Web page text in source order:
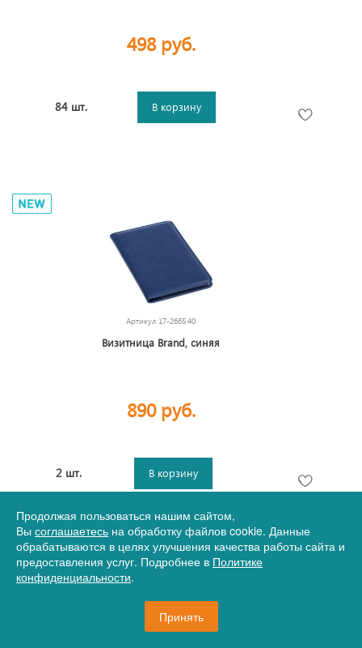
498 руб.
84 шт. В корзину
Артикул 17-2665.40
Визитница Brand, синяя
890 руб.
2 шт. В корзину
Продолжая пользоваться нашим сайтом,
Вы соглашаетесь на обработку файлов cookie. Данные
обрабатываются в целях улучшения качества работы сайта и
предоставления услуг. Подробнее в Политике
конфиденциальности.
Принять